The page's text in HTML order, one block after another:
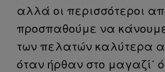
αλλά οι περισσότεροι
προσπαθούμε να
των πελατών καλύτερα
όταν ήρθαν στο μαγαζί˙